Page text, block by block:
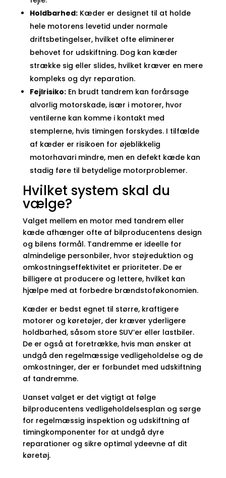
Holdbarhed:Kæder er designet til at holde
hele motorens levetid under normale
driftsbetingelser, hvilket ofte eliminerer
behovet for udskiftning. Dog kan kæder
strække sig eller slides, hvilket kræver en mere
kompleks og dyr reparation.
Fejlrisiko:En brudt tandrem kan forårsage
alvorlig motorskade, især i motorer, hvor
ventilerne kan komme i kontakt med
stemplerne, hvis timingen forskydes. I tilfælde
af kæder er risikoen for øjeblikkelig
motorhavari mindre, men en defekt kæde kan
stadig føre til betydelige motorproblemer.
Hvilket system skal du
vælge?
Valget mellem en motor med tandrem eller
kæde afhænger ofte af bilproducentens design
og bilens formål. Tandremme er ideelle for
almindelige personbiler, hvor støjreduktion og
omkostningseffektivitet er prioriteter. De er
billigere at producere og lettere, hvilket kan
hjælpe med at forbedre brændstoføkonomien.
Kæder er bedst egnet til større, kraftigere
motorer og køretøjer, der kræver yderligere
holdbarhed, såsom store SUV’er eller lastbiler.
De er også at foretrække, hvis man ønsker at
undgå den regelmæssige vedligeholdelse og de
omkostninger, der er forbundet med udskiftning
af tandremme.
Uanset valget er det vigtigt at følge
bilproducentens vedligeholdelsesplan og sørge
for regelmæssig inspektion og udskiftning af
timingkomponenter for at undgå dyre
reparationer og sikre optimal ydeevne af dit
køretøj.